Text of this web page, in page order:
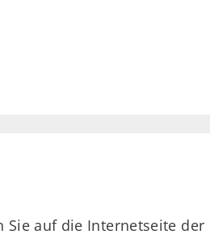
Sie auf die Internetseite der